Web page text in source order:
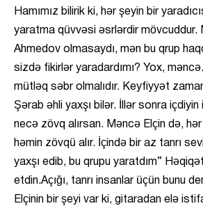
Hamımız bilirik ki, hər şeyin bir
yaratma qüvvəsi əsrlərdir mövcuddur.
Ahmedov olmasaydı, mən bu qrup
sizdə fikirlər yaradardımı? Yox,
mütləq səbr olmalıdır. Keyfiyyət
Şərab əhli yaxşı bilər. İllər sonra
necə zövq alırsan. Məncə Elçin də, hər
həmin zövqü alır. İçində bir az tanrı
yaxşı edib, bu qrupu yaratdım”
etdin.Açığı, tanrı insanlar üçün bunu
Elçinin bir şeyi var ki, gitaradan elə